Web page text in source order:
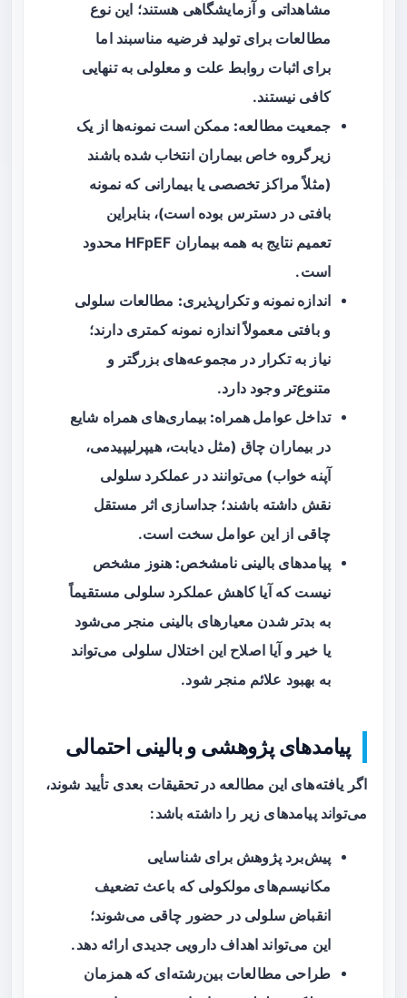
مشاهداتی و آزمایشگاهی هستند؛ این نوع
مطالعات برای تولید فرضیه مناسبند اما
برای اثبات روابط علت و معلولی به تنهایی
کافی نیستند.
جمعیت مطالعه: ممکن است نمونه‌ها از یک
زیرگروه خاص بیماران انتخاب شده باشند
(مثلاً مراکز تخصصی یا بیمارانی که نمونه
بافتی در دسترس بوده است)، بنابراین
تعمیم نتایج به همه بیماران HFpEF محدود
است.
اندازه نمونه و تکرارپذیری: مطالعات سلولی
و بافتی معمولاً اندازه نمونه کمتری دارند؛
نیاز به تکرار در مجموعه‌های بزرگتر و
متنوع‌تر وجود دارد.
تداخل عوامل همراه: بیماری‌های همراه شایع
در بیماران چاق (مثل دیابت، هیپرلیپیدمی،
آپنه خواب) می‌توانند در عملکرد سلولی
نقش داشته باشند؛ جداسازی اثر مستقل
چاقی از این عوامل سخت است.
پیامدهای بالینی نامشخص: هنوز مشخص
نیست که آیا کاهش عملکرد سلولی مستقیماً
به بدتر شدن معیارهای بالینی منجر می‌شود
یا خیر و آیا اصلاح این اختلال سلولی می‌تواند
به بهبود علائم منجر شود.
پیامدهای پژوهشی و بالینی احتمالی
اگر یافته‌های این مطالعه در تحقیقات بعدی تأیید شوند،
می‌تواند پیامدهای زیر را داشته باشد:
پیش‌برد پژوهش برای شناسایی
مکانیسم‌های مولکولی که باعث تضعیف
انقباض سلولی در حضور چاقی می‌شوند؛
این می‌تواند اهداف دارویی جدیدی ارائه دهد.
طراحی مطالعات بین‌رشته‌ای که همزمان